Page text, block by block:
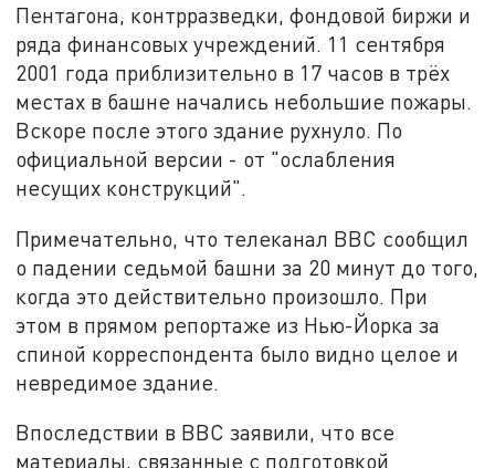
Пентагона, контрразведки, фондовой биржи и
ряда финансовых учреждений. 11 сентября
2001 года приблизительно в 17 часов в трёх
местах в башне начались небольшие пожары.
Вскоре после этого здание рухнуло. По
официальной версии - от "ослабления
несущих конструкций".
Примечательно, что телеканал BBC сообщил
о падении седьмой башни за 20 минут до того,
когда это действительно произошло. При
этом в прямом репортаже из Нью-Йорка за
спиной корреспондента было видно целое и
невредимое здание.
Впоследствии в BBC заявили, что все
материалы, связанные с подготовкой